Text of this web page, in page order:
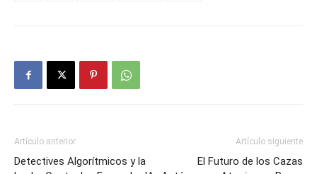
Artículo anterior
Detectives Algorítmicos y la
Artículo siguiente
El Futuro de los Cazas